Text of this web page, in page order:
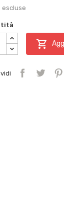
escluse
